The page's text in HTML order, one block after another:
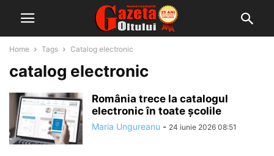
Home Tags Catalog electronic
catalog electronic
România trece la catalogul
electronic în toate școlile
Maria Ungureanu - 24 iunie 2026 08:51